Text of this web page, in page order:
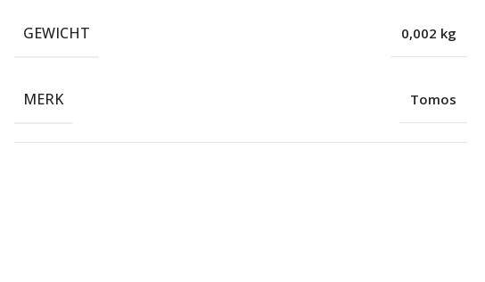
GEWICHT 0,002 kg
MERK Tomos